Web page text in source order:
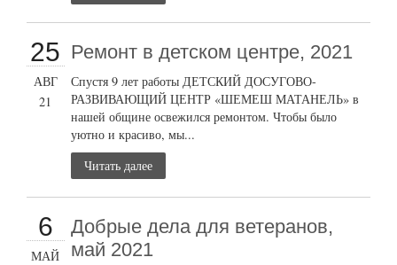
25
АВГ
21
Ремонт в детском центре, 2021
Спустя 9 лет работы ДЕТСКИЙ ДОСУГОВО-
РАЗВИВАЮЩИЙ ЦЕНТР «ШЕМЕШ МАТАНЕЛЬ» в
нашей общине освежился ремонтом. Чтобы было
уютно и красиво, мы...
Читать далее
6
МАЙ
Добрые дела для ветеранов,
май 2021